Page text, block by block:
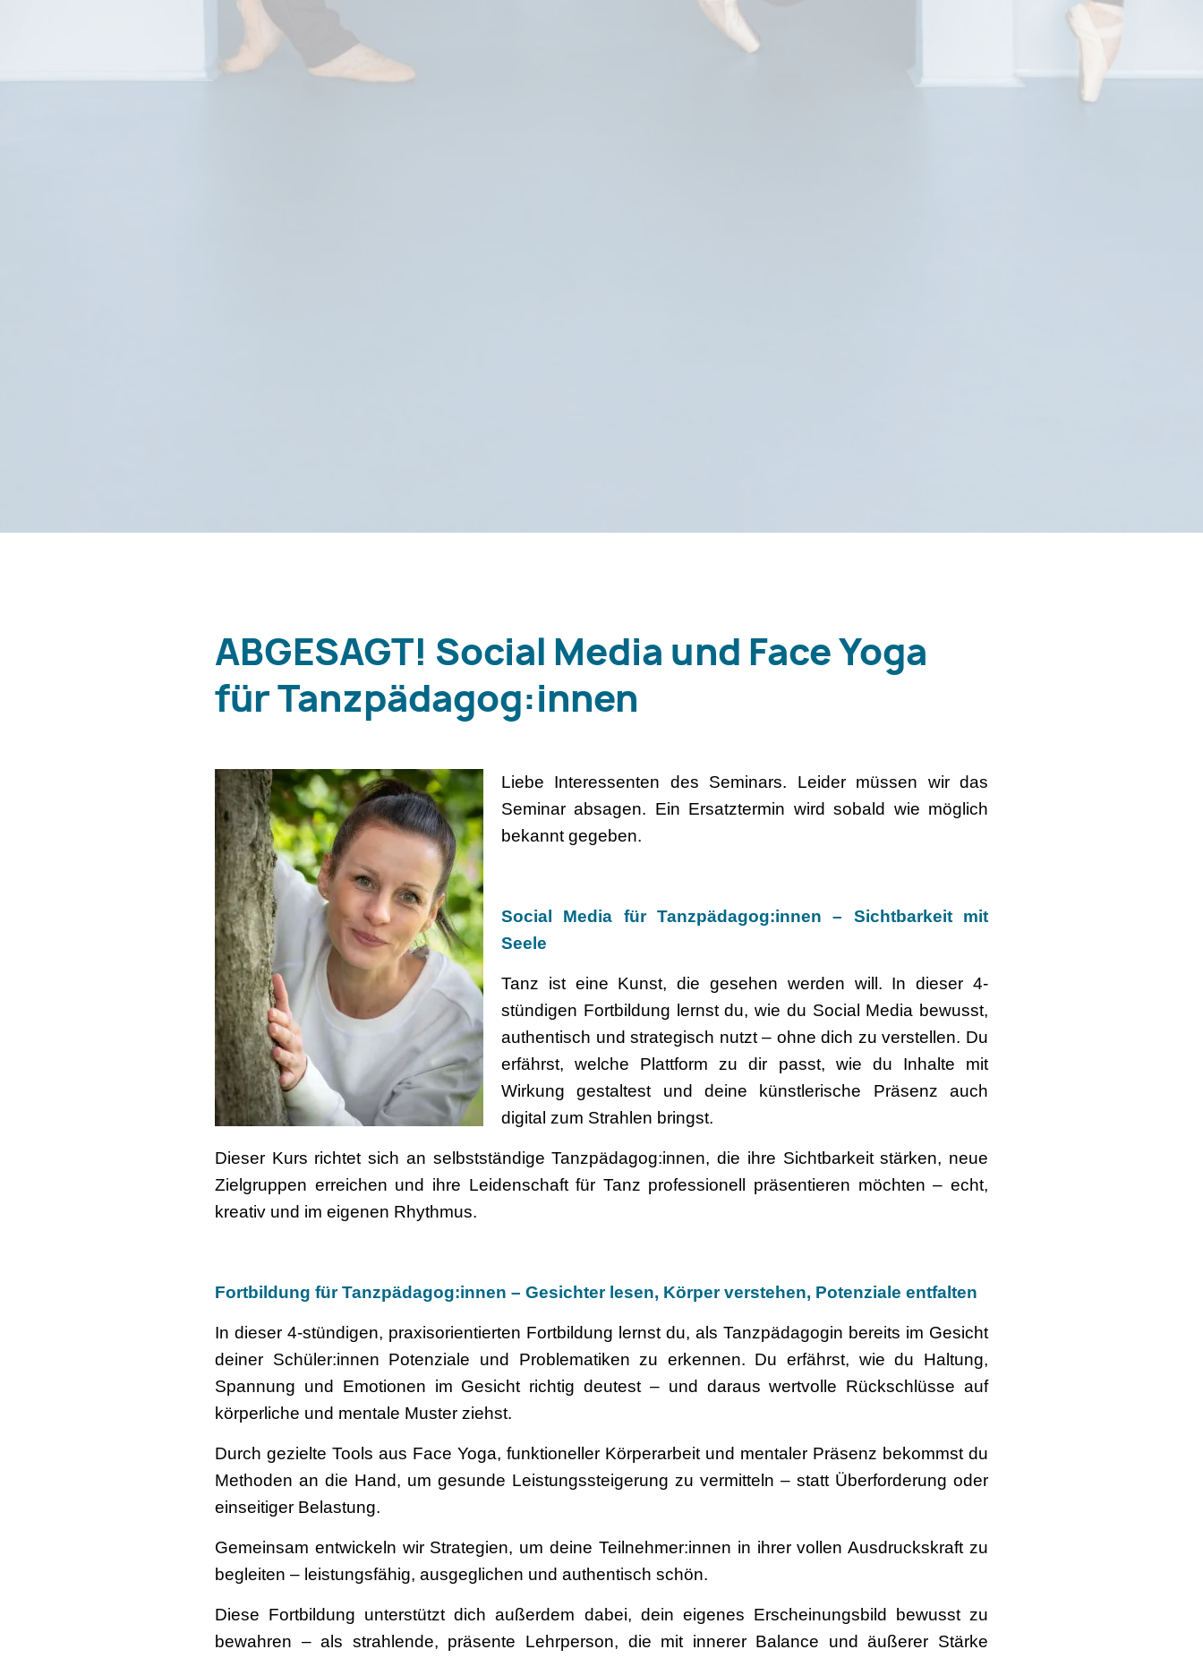
ABGESAGT! Social Media und Face Yoga
für Tanzpädagog:innen
Liebe Interessenten des Seminars. Leider müssen wir das
Seminar absagen. Ein Ersatztermin wird sobald wie möglich
bekannt gegeben.
Social Media für Tanzpädagog:innen – Sichtbarkeit mit
Seele
Tanz ist eine Kunst, die gesehen werden will. In dieser 4-
stündigen Fortbildung lernst du, wie du Social Media bewusst,
authentisch und strategisch nutzt – ohne dich zu verstellen. Du
erfährst, welche Plattform zu dir passt, wie du Inhalte mit
Wirkung gestaltest und deine künstlerische Präsenz auch
digital zum Strahlen bringst.
Dieser Kurs richtet sich an selbstständige Tanzpädagog:innen, die ihre Sichtbarkeit stärken, neue
Zielgruppen erreichen und ihre Leidenschaft für Tanz professionell präsentieren möchten – echt,
kreativ und im eigenen Rhythmus.
Fortbildung für Tanzpädagog:innen – Gesichter lesen, Körper verstehen, Potenziale entfalten
In dieser 4-stündigen, praxisorientierten Fortbildung lernst du, als Tanzpädagogin bereits im Gesicht
deiner Schüler:innen Potenziale und Problematiken zu erkennen. Du erfährst, wie du Haltung,
Spannung und Emotionen im Gesicht richtig deutest – und daraus wertvolle Rückschlüsse auf
körperliche und mentale Muster ziehst.
Durch gezielte Tools aus Face Yoga, funktioneller Körperarbeit und mentaler Präsenz bekommst du
Methoden an die Hand, um gesunde Leistungssteigerung zu vermitteln – statt Überforderung oder
einseitiger Belastung.
Gemeinsam entwickeln wir Strategien, um deine Teilnehmer:innen in ihrer vollen Ausdruckskraft zu
begleiten – leistungsfähig, ausgeglichen und authentisch schön.
Diese Fortbildung unterstützt dich außerdem dabei, dein eigenes Erscheinungsbild bewusst zu
bewahren – als strahlende, präsente Lehrperson, die mit innerer Balance und äußerer Stärke